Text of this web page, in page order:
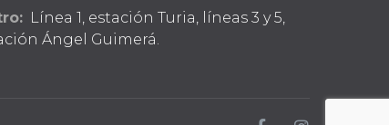
Línea 1, estación Turia, líneas 3 y 5,
Ángel Guimerá.